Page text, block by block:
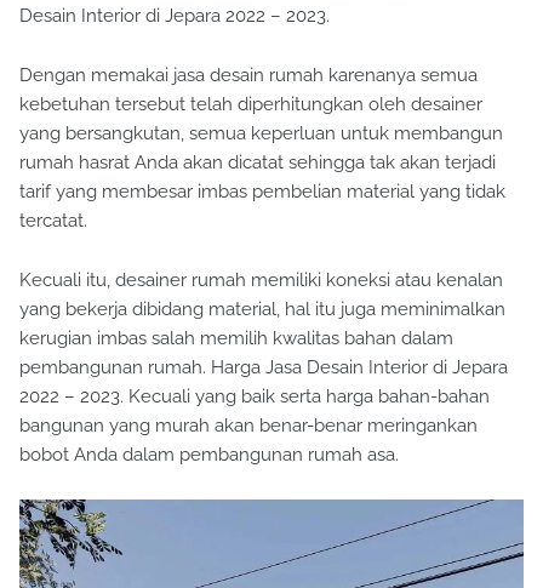
Desain Interior di Jepara 2022 – 2023.
Dengan memakai jasa desain rumah karenanya semua
kebetuhan tersebut telah diperhitungkan oleh desainer
yang bersangkutan, semua keperluan untuk membangun
rumah hasrat Anda akan dicatat sehingga tak akan terjadi
tarif yang membesar imbas pembelian material yang tidak
tercatat.
Kecuali itu, desainer rumah memiliki koneksi atau kenalan
yang bekerja dibidang material, hal itu juga meminimalkan
kerugian imbas salah memilih kwalitas bahan dalam
pembangunan rumah. Harga Jasa Desain Interior di Jepara
2022 – 2023. Kecuali yang baik serta harga bahan-bahan
bangunan yang murah akan benar-benar meringankan
bobot Anda dalam pembangunan rumah asa.